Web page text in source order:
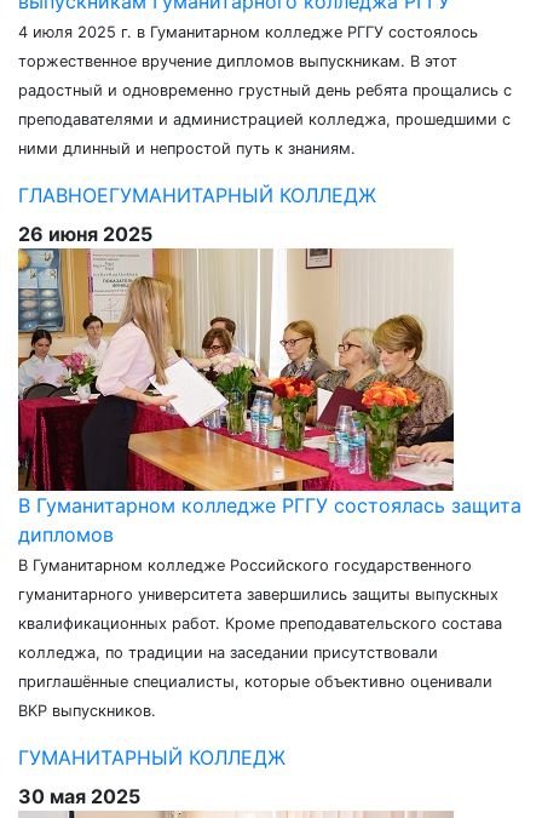
4 июля 2025 г. в Гуманитарном колледже РГГУ состоялось
торжественное вручение дипломов выпускникам. В этот
радостный и одновременно грустный день ребята прощались с
преподавателями и администрацией колледжа, прошедшими с
ними длинный и непростой путь к знаниям.
ГЛАВНОЕГУМАНИТАРНЫЙ КОЛЛЕДЖ
26 июня 2025
В Гуманитарном колледже РГГУ состоялась защита
дипломов
В Гуманитарном колледже Российского государственного
гуманитарного университета завершились защиты выпускных
квалификационных работ. Кроме преподавательского состава
колледжа, по традиции на заседании присутствовали
приглашённые специалисты, которые объективно оценивали
ВКР выпускников.
ГУМАНИТАРНЫЙ КОЛЛЕДЖ
30 мая 2025